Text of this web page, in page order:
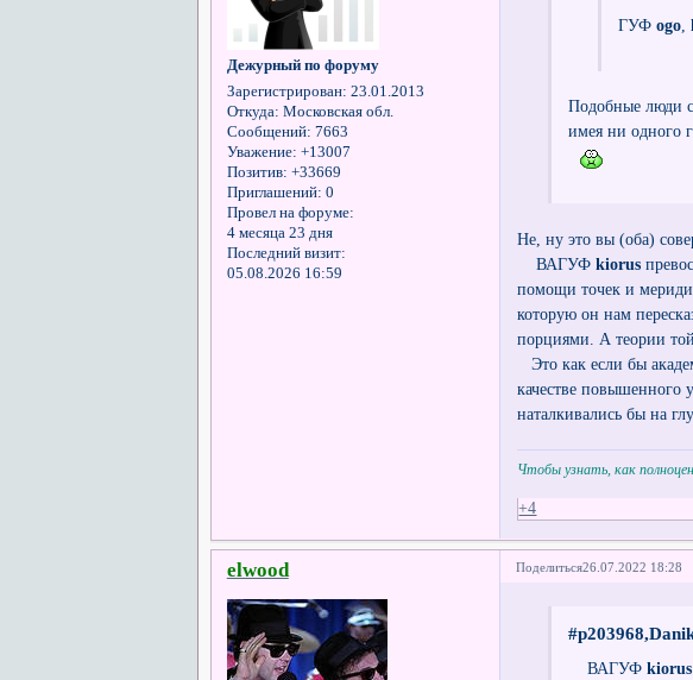
Дежурный по форуму
Зарегистрирован: 23.01.2013
Откуда: Московская обл.
Сообщений: 7663
Уважение: +13007
Позитив: +33669
Приглашений: 0
Провел на форуме:
4 месяца 23 дня
Последний визит:
05.08.2026 16:59
ГУФogo ,
Подобные люди
имея ни одного
Не, ну это вы (оба)
ВАГУФkiorus
помощи точек и
которую он нам
порциями. А теории
Это как если бы
качестве повышенного
наталкивались бы на
Чтобы узнать, как
+4
Поделиться26.07.2022 18:28
elwood
ВАГУФ kiorus